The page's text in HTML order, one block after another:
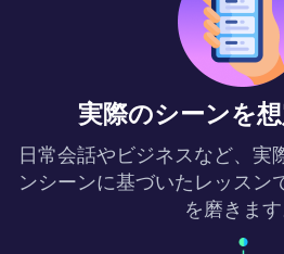
実際のシーンを
日常会話やビジネスなど、実
ンシーンに基づいたレッスン
を磨きます